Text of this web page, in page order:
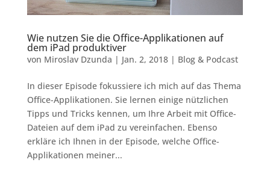
Wie nutzen Sie die Office-Applikationen auf
dem iPad produktiver
von Miroslav Dzunda | Jan. 2, 2018| Blog & Podcast
In dieser Episode fokussiere ich mich auf das Thema
Office-Applikationen. Sie lernen einige nützlichen
Tipps und Tricks kennen, um Ihre Arbeit mit Office-
Dateien auf dem iPad zu vereinfachen. Ebenso
erkläre ich Ihnen in der Episode, welche Office-
Applikationen meiner...